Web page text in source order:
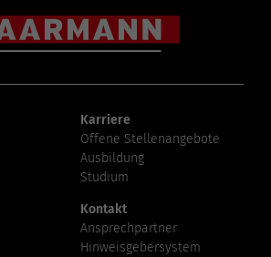
Karriere
Offene Stellenangebote
Ausbildung
Studium
Kontakt
Ansprechpartner
Hinweisgebersystem